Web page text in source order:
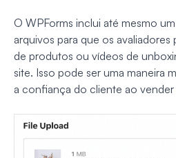
O WPForms inclui até mesmo
arquivos para que os avaliadores
de produtos ou vídeos de
site. Isso pode ser uma maneira
a confiança do cliente ao